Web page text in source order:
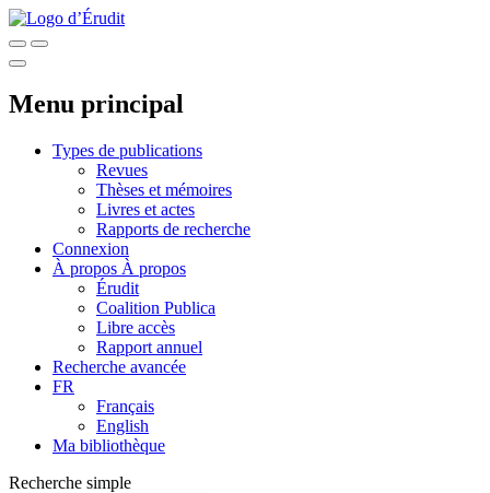
Menu principal
Types de publications
Revues
Thèses et mémoires
Livres et actes
Rapports de recherche
Connexion
À propos À propos
Érudit
Coalition Publica
Libre accès
Rapport annuel
Recherche avancée
FR
Français
English
Ma bibliothèque
Recherche simple